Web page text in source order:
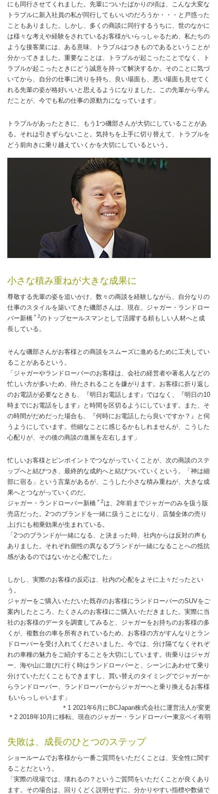
にも同行させてくれました。先輩についたばかりの頃は、こんな大変な
トラブルに新入社員の私が同行してもいいのだろうか・・・と戸惑った
こともありました。しかし、多くの商談に同行するうちに、世のなかに
は様々な考えや経験をされているお客様がいらっしゃるため、私たちの
ような接客業には、ある意味、トラブルはつきものであるということが
分かってきました。重要なことは、トラブルが起こったことでなく、ト
ラブルが起こったときにどう誠意を持って解決するか。そのことに気づ
いてから、自分の仕事に誇りを持ち、良い場面も、悪い場面も見せてく
れる先輩の姿が格好いいと思えるようになりました。この先輩から学ん
だことが、今でも私の仕事の原動力になっています」
トラブルがあったときに、もう1つ磯部さんが大切にしていることがあ
る。それは引きずらないこと。気持ちを上手に切り替えて、トラブルを
どう前向きに乗り越えていくかを大切にしているという。
小さな積み重ねが大きな成果に
尊敬する先輩の姿を追いかけ、数々の商談を経験しながら、自分なりの
仕事のスタイルを築いてきた磯部さんは、現在、ジャガー・ランドロー
バー新橋 ＊2のトップセールスマンとして活躍する頼もしい人材へと成
長している。
そんな磯部さんがお客様との商談をスムーズに進めるために工夫してい
ることがあるという。
「ジャガーやランドローバーのお客様は、会社の経営者や著名人などの
忙しい方が多いため、待たされることを嫌がります。お客様に折り返し
のお電話が必要なときも、『明日お電話します』ではなく、『明日の10
時までにお電話をします』と時間を区切るようにしています。また、そ
の時間がだめだった場合も、『何時にお電話したら良いですか？』と伺
うようにしています。些細なことに感じるかもしれませんが、こうした
心配りが、その後の商談の進展を左右します」
忙しいお客様とピンポイントでつながっていくことが、次の商談のステ
ップへと結びつき、最終的な成約へと結びついていくという。「神は細
部に宿る」という言葉があるが、こうした小さな積み重ねが、大きな成
果へとつながっていくのだ。
ジャガー・ランドローバー新橋 ＊2は、2年前までジャガーのみを扱う販
売店だった。2つのブランドを一緒に扱うことになり、店舗全体の売り
上げにも相乗効果が生まれている。
「2つのブランドが一緒になる、と決まった時、社内からは反対の声も
ありました。それぞれ個性の異なるブランドが一緒になることへの抵抗
感があるのではないかと心配でした」
しかし、実際のお客様の反応は、社内の心配をよそに上々だったとい
う。
ジャガーをご購入いただいた既存のお客様にランドローバーのSUVをご
案内したところ、たくさんのお客様にご購入いただきました。実際に当
社のお客様のデータを調査してみると、ジャガーをお持ちのお客様の多
くが、複数台の車を所有されているため、お客様の方がすんなりとラン
ドローバーを受け入れてくださいました。今では、分け隔てなくそれぞ
れの車種の魅力をご紹介することを大切にしています。街乗りはジャガ
ー、海や山に遊びに行く時はランドローバーと、シーンにあわせて乗り
分けていただくこともできますし、買い替えのタイミングでジャガーか
らランドローバー、ランドローバーからジャガーへと乗り換えるお客様
もいらっしゃいます」
＊1 2021年6月にBCJapan株式会社に運営法人が変更
＊2 2018年10月に移転、現在のジャガー・ランドローバー東京ベイ有明
失敗は、成長のひとつのステップ
ショールームでお客様から一番ご質問をいただくことは、安全性に関す
ることだという。
「実際の現場では、壊れるの？というご質問をいただくことが良くあり
ます。その場合は、回りくどく説明せずに、分かりやすい指標や数値で